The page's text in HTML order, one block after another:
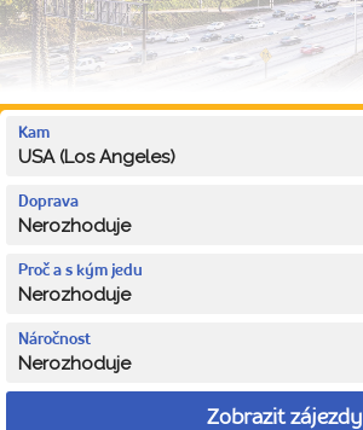
Kam
USA (Los Angeles)
Doprava
Nerozhoduje
Proč a s kým jedu
Nerozhoduje
Náročnost
Nerozhoduje
Zobrazit zájezdy